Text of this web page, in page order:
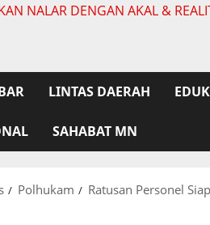
NALAR DENGAN AKAL &
LINTAS DAERAH
SAHABAT MN
Polhukam Ratusan Personel